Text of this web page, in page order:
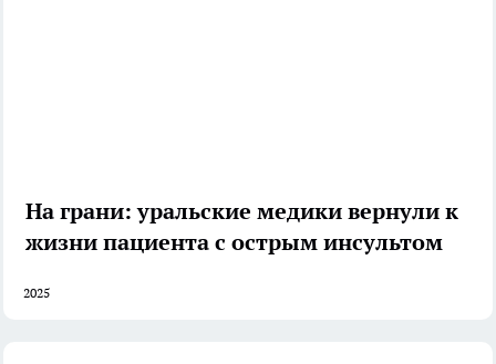
На грани: уральские медики вернули к
жизни пациента с острым инсультом
2025